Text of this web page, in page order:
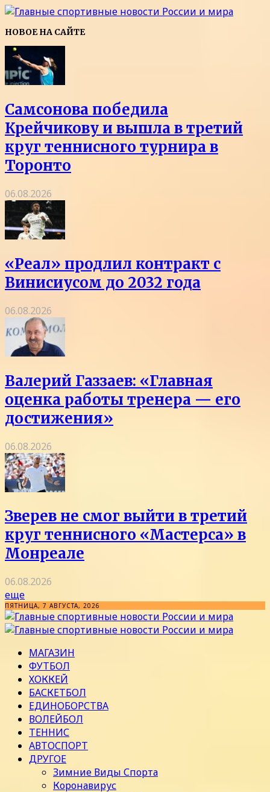
НОВОЕ НА САЙТЕ
Самсонова победила
Крейчикову и вышла в третий
круг теннисного турнира в
Торонто
06.08.2026
«Реал» продлил контракт с
Винисиусом до 2032 года
06.08.2026
Валерий Газзаев: «Главная
оценка работы тренера — его
достижения»
06.08.2026
Зверев не смог выйти в третий
круг теннисного «Мастерса» в
Монреале
06.08.2026
еще
ПЯТНИЦА, 7 АВГУСТА, 2026
МАГАЗИН
ФУТБОЛ
ХОККЕЙ
БАСКЕТБОЛ
ЕДИНОБОРСТВА
ВОЛЕЙБОЛ
ТЕННИС
АВТОСПОРТ
ДРУГОЕ
Зимние Виды Спорта
Коронавирус